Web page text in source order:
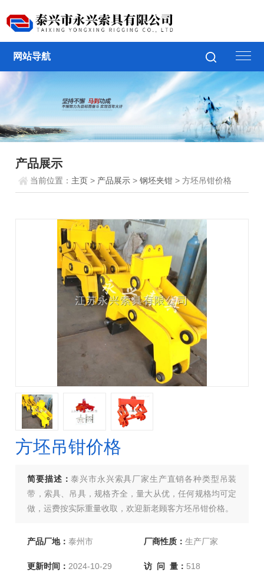
网站导航
产品展示
当前位置： 主页 > 产品展示 >钢坯夹钳 > 方坯吊钳价格
方坯吊钳价格
简要描述：泰兴市永兴索具厂家生产直销各种类型吊装
带，索具、吊具，规格齐全，量大从优，任何规格均可定
做，运费按实际重量收取，欢迎新老顾客方坯吊钳价格。
产品厂地：泰州市 厂商性质： 生产厂家
更新时间：2024-10-29 访 问 量： 518